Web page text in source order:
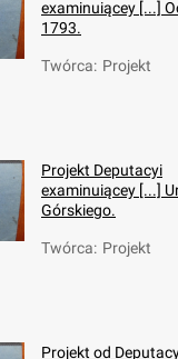
examinuiącey [...]
1793.
Twórca: Projekt
Projekt Deputacyi
examinuiącey [...]
Górskiego.
Twórca: Projekt
Projekt od